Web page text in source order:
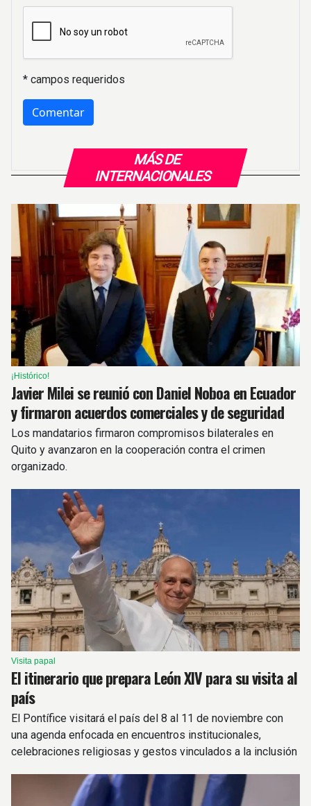
MÁS DE
INTERNACIONALES
¡Histórico!
Javier Milei se reunió con Daniel Noboa en Ecuador
y firmaron acuerdos comerciales y de seguridad
Los mandatarios firmaron compromisos bilaterales en
Quito y avanzaron en la cooperación contra el crimen
organizado.
Visita papal
El itinerario que prepara León XIV para su visita al
país
El Pontífice visitará el país del 8 al 11 de noviembre con
una agenda enfocada en encuentros institucionales,
celebraciones religiosas y gestos vinculados a la inclusión
* campos requeridos